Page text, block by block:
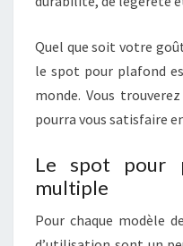
Quel que soit votre
le spot pour plafond
monde. Vous
pourra vous satisfaire
Le spot pour
multiple
Pour chaque modèle